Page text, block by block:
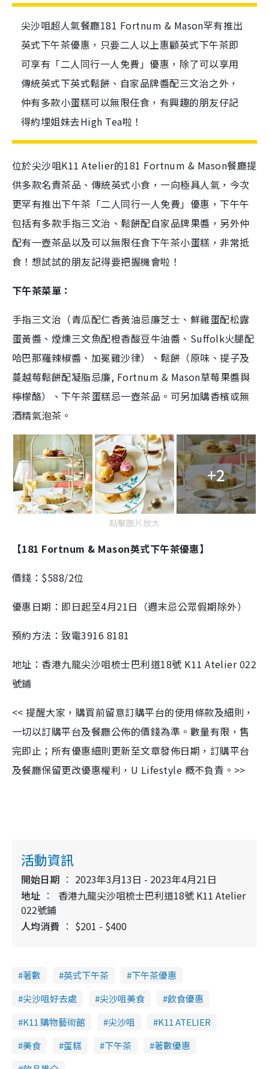
尖沙咀超人氣餐廳181 Fortnum & Mason罕有推出
英式下午茶優惠，只要二人以上惠顧英式下午茶即
可享有「二人同行一人免費」優惠，除了可以享用
傳統英式下英式鬆餅、自家品牌醬配三文治之外，
仲有多款小蛋糕可以無限任食，有興趣的朋友仔記
得約埋姐妹去High Tea啦！
位於尖沙咀K11 Atelier的181 Fortnum & Mason餐廳提
供多款名貴茶品、傳統英式小食，一向極具人氣，今次
更罕有推出下午茶「二人同行一人免費」優惠，下午午
包括有多款手指三文治、鬆餅配自家品牌果醬，另外仲
配有一壺茶品以及可以無限任食下午茶小蛋糕，非常抵
食！想試試的朋友記得要把握機會啦！
下午茶菜單：
手指三文治（青瓜配仁香黃油忌廉芝士、鮮雞蛋配松露
蛋黃醬、煙燻三文魚配橙香酸豆牛油醬、Suffolk火腿配
哈巴那羅辣椒醬、加冕雞沙律）、鬆餅（原味、提子及
蔓越莓鬆餅配凝脂忌廉, Fortnum & Mason草莓果醬與
檸檬酪）、下午茶蛋糕忌一壺茶品。可另加購香檳或無
酒精氣泡茶。
+2
點擊圖片放大
【181 Fortnum & Mason英式下午茶優惠】
價錢：$588/2位
優惠日期：即日起至4月21日（週末忌公眾假期除外）
預約方法：致電3916 8181
地址： 香港九龍尖沙咀梳士巴利道18號 K11 Atelier 022
號鋪
<< 提醒大家，購買前留意訂購平台的使用條款及細則，
一切以訂購平台及餐廳公佈的價錢為準。數量有限，售
完即止；所有優惠細則更新至文章發佈日期，訂購平台
及餐廳保留更改優惠權利，U Lifestyle 概不負責。>>
活動資訊
開始日期
2023年3月13日 - 2023年4月21日
地址
香港九龍尖沙咀梳士巴利道18號 K11 Atelier
022號鋪
人均消費
$201 - $400
著數 英式下午茶
下午茶優惠
尖沙咀好去處
尖沙咀美食
飲食優惠
K11 購物藝術館
尖沙咀
K11 ATELIER
美食
蛋糕 下午茶
著數優惠